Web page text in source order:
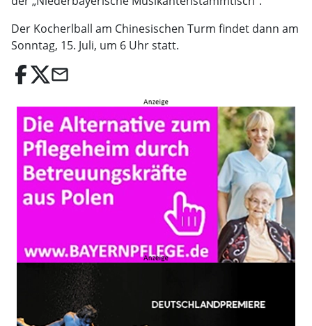
Der Kocherlball am Chinesischen Turm findet dann am
Sonntag, 15. Juli, um 6 Uhr statt.
email